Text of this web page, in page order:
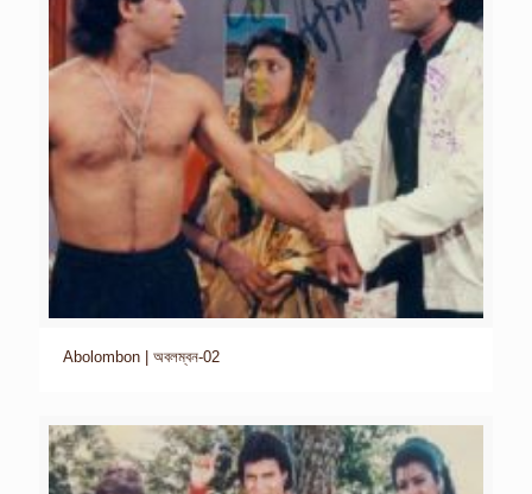
Abolombon | অবলম্বন-02